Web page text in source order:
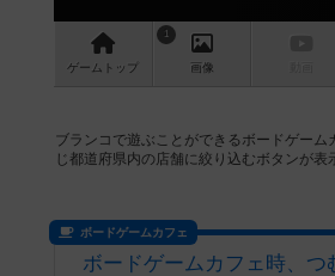
ゲーム トップ
1
画像
ブランコで遊ぶことができるボードゲー
じ都道府県内の店舗に絞り込むボタンが表
ボードゲームカフェ
ボードゲームカフェ時、つ